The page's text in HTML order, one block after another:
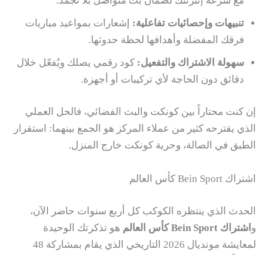
تنبيهات وإحصائيات تفاعلية: إشعارات بمواعيد مباريات
فرقك المفضلة وأهدافها لحظة حدوثها.
سهولة الاشتراك والتفعيل: كود رقمي يصلك ويُفعّل خلال
دقائق دون الحاجة لأي تركيبات أو أجهزة.
إن كنت محتاراً بين كونكت والبث الفضائي، فالحل العملي
الذي يقترحه كثير من عملاء المركز هو الجمع بينهما: استقرار
الطبق في الصالة، وحرية كونكت خارج المنزل.
اشتراك Bein Sport كأس العالم
الحدث الذي ينتظره الكوكب كل أربع سنوات حاضر الآن،
و اشتراك Bein Sport كأس العالم
هو تذكرتك الوحيدة
لمعايشة مونديال 2026 التاريخي الذي يقام بمشاركة 48